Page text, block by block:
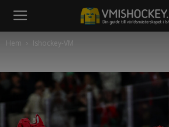
Hem Ishockey-VM